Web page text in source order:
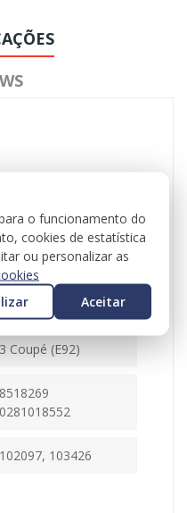
3 Coupé (E92)
8518269
0281018552
102097, 103426
o funcionamento do
cookies de estatística
ou personalizar as
Aceitar